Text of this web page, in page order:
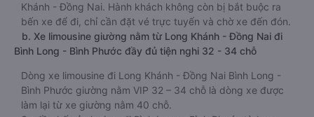
Khánh - Đồng Nai. Hành khách không còn bị bắt buộc ra
bến xe để đi, chỉ cần đặt vé trực tuyến và chờ xe đến đón.
b. Xe limousine giường nằm từ Long Khánh - Đồng Nai đi
Bình Long - Bình Phước đầy đủ tiện nghi 32 - 34 chỗ
Dòng xe limousine đi Long Khánh - Đồng Nai Bình Long -
Bình Phước giường nằm VIP 32 – 34 chỗ là dòng xe được
làm lại từ xe giường nằm 40 chỗ.